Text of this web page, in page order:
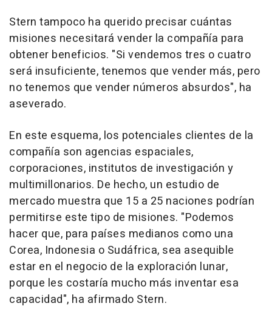
Stern tampoco ha querido precisar cuántas
misiones necesitará vender la compañía para
obtener beneficios. "Si vendemos tres o cuatro
será insuficiente, tenemos que vender más, pero
no tenemos que vender números absurdos", ha
aseverado.
En este esquema, los potenciales clientes de la
compañía son agencias espaciales,
corporaciones, institutos de investigación y
multimillonarios. De hecho, un estudio de
mercado muestra que 15 a 25 naciones podrían
permitirse este tipo de misiones. "Podemos
hacer que, para países medianos como una
Corea, Indonesia o Sudáfrica, sea asequible
estar en el negocio de la exploración lunar,
porque les costaría mucho más inventar esa
capacidad", ha afirmado Stern.